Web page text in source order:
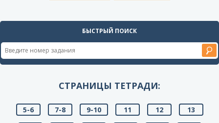
БЫСТРЫЙ ПОИСК
СТРАНИЦЫ ТЕТРАДИ:
5-6 7-8 9-10 11 12 13